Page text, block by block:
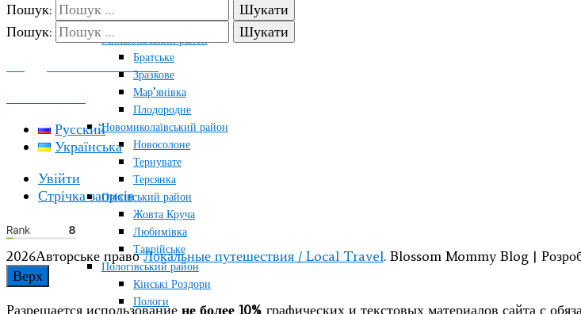
Тихонівка
Михайлівський район
Братське
Зразкове
Мар’янівка
Плодородне
Новомиколаївський район
Новосолоне
Тернувате
Терсянка
Оріхівський район
Жовта Круча
Любимівка
Таврійське
Пологівський район
Кінські Роздори
Пологи
Пошук:
Пошук:
ПОДДЕРЖАТЬ ПРОЕКТ
Русский
Українська
Увійти
Стрічка записів
2026Авторське правоЛокальные путешествия / Local Travel. Blossom Mommy Blog |
Верх
Разрешается использование не более 10% графических и текстовых материалов сайта с